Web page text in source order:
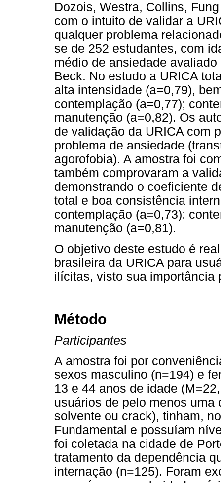
Dozois, Westra, Collins,
com o intuito de validar a
qualquer problema
se de 252 estudantes, com
médio de ansiedade
Beck. No estudo a URICA
alta intensidade (a=0,79),
contemplação (a=0,77);
manutenção (a=0,82). Os
de validação da URICA com
problema de ansiedade
agorofobia). A amostra foi
também comprovaram a
demonstrando o coeficiente
total e boa consistência
contemplação (a=0,73);
manutenção (a=0,81).
O objetivo deste estudo é
brasileira da URICA para
ilícitas, visto sua importância
Método
Participantes
A amostra foi por
sexos masculino (n=194) e
13 e 44 anos de idade
usuários de pelo menos
solvente ou crack), tinham,
Fundamental e possuíam
foi coletada na cidade de
tratamento da dependência
internação (n=125). Foram